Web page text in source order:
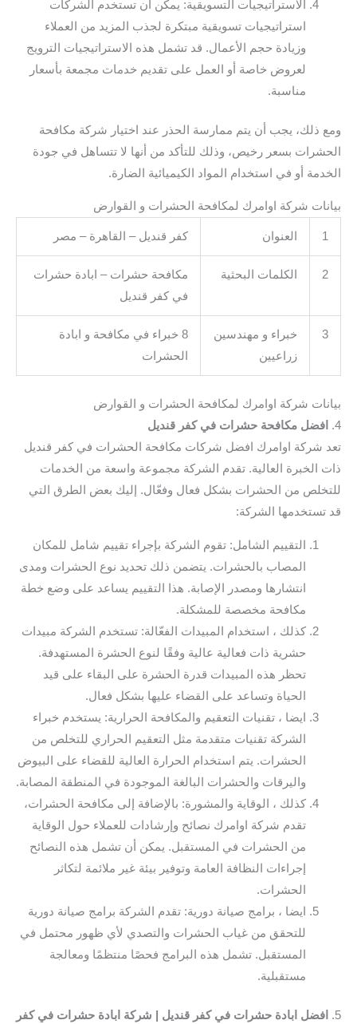
الاستراتيجيات التسويقية: يمكن أن تستخدم الشركات
استراتيجيات تسويقية مبتكرة لجذب المزيد من العملاء
وزيادة حجم الأعمال. قد تشمل هذه الاستراتيجيات الترويج
لعروض خاصة أو العمل على تقديم خدمات مجمعة بأسعار
مناسبة.
ومع ذلك، يجب أن يتم ممارسة الحذر عند اختيار شركة مكافحة
الحشرات بسعر رخيص، وذلك للتأكد من أنها لا تتساهل في جودة
الخدمة أو في استخدام المواد الكيميائية الضارة.
بيانات شركة اوامرك لمكافحة الحشرات و القوارض
1 العنوان كفر قنديل – القاهرة – مصر
2 الكلمات البحثية
مكافحة حشرات – ابادة حشرات
في كفر قنديل
3
خبراء و مهندسين
زراعيين
8 خبراء في مكافحة و ابادة
الحشرات
بيانات شركة اوامرك لمكافحة الحشرات و القوارض
4.
افضل مكافحة حشرات في كفر قنديل
تعد شركة اوامرك افضل شركات مكافحة الحشرات في كفر قنديل
ذات الخبرة العالية. تقدم الشركة مجموعة واسعة من الخدمات
للتخلص من الحشرات بشكل فعال وفعّال. إليك بعض الطرق التي
قد تستخدمها الشركة:
التقييم الشامل: تقوم الشركة بإجراء تقييم شامل للمكان
المصاب بالحشرات. يتضمن ذلك تحديد نوع الحشرات ومدى
انتشارها ومصدر الإصابة. هذا التقييم يساعد على وضع خطة
مكافحة مخصصة للمشكلة.
كذلك ، استخدام المبيدات الفعّالة: تستخدم الشركة مبيدات
حشرية ذات فعالية عالية وفقًا لنوع الحشرة المستهدفة.
تحظر هذه المبيدات قدرة الحشرة على البقاء على قيد
الحياة وتساعد على القضاء عليها بشكل فعال.
ايضا ، تقنيات التعقيم والمكافحة الحرارية: يستخدم خبراء
الشركة تقنيات متقدمة مثل التعقيم الحراري للتخلص من
الحشرات. يتم استخدام الحرارة العالية للقضاء على البيوض
واليرقات والحشرات البالغة الموجودة في المنطقة المصابة.
كذلك ، الوقاية والمشورة: بالإضافة إلى مكافحة الحشرات،
تقدم شركة اوامرك نصائح وإرشادات للعملاء حول الوقاية
من الحشرات في المستقبل. يمكن أن تشمل هذه النصائح
إجراءات النظافة العامة وتوفير بيئة غير ملائمة لتكاثر
الحشرات.
ايضا ، برامج صيانة دورية: تقدم الشركة برامج صيانة دورية
للتحقق من غياب الحشرات والتصدي لأي ظهور محتمل في
المستقبل. تشمل هذه البرامج فحصًا منتظمًا ومعالجة
مستقبلية.
5.
افضل ابادة حشرات في كفر قنديل | شركة ابادة حشرات في كفر